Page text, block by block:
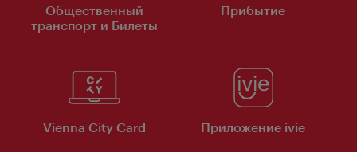
Общественный
транспорт и Билеты
Прибытие
Vienna City Card Приложение ivie